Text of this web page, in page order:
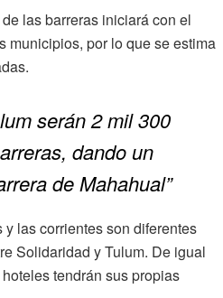
las barreras iniciará con el
municipios, por lo que se estima
serán 2 mil 300
dando un
de Mahahual”
las corrientes son diferentes
Solidaridad y Tulum. De igual
tendrán sus propias